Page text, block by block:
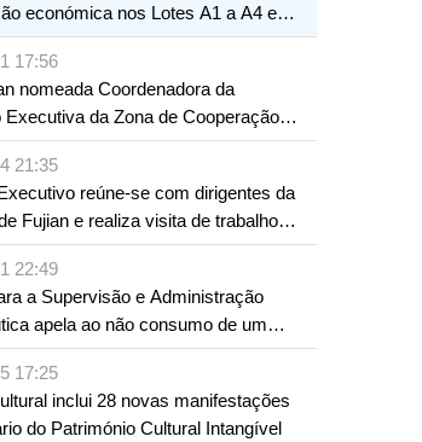
económica nos Lotes A1 a A4 e
A dos Novos Aterros
17:56
nomeada Coordenadora da
da Zona de Cooperação
entre Guangdong e Macau em
21:35
reúne-se com dirigentes da
Fujian e realiza visita de trabalho
22:49
a Supervisão e Administração
apela ao não consumo de um
substâncias medicamentosas
17:25
inclui 28 novas manifestações
do Património Cultural Intangível